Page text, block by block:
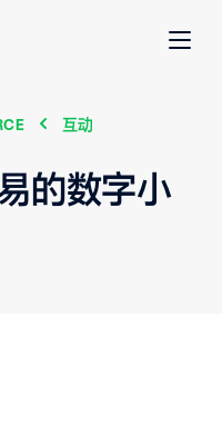
互动
的数字小